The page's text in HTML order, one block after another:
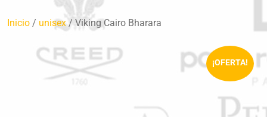
Inicio / unisex / Viking Cairo Bharara
¡OFERTA!